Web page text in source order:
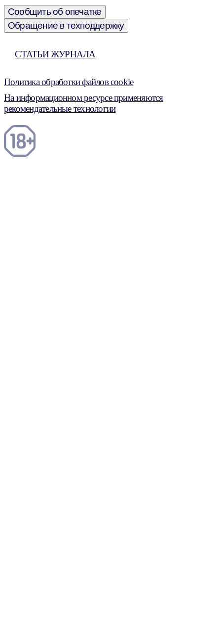
Сообщить об опечатке
Обращение в техподдержку
СТАТЬИ ЖУРНАЛА
Политика обработки файлов cookie
На информационном ресурсе применяются
рекомендательные технологии